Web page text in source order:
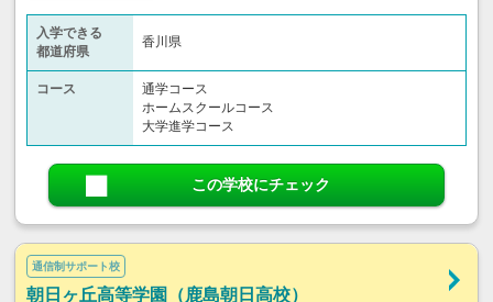
入学できる
都道府県
香川県
コース
通学コース
ホームスクールコース
大学進学コース
この学校にチェック
通信制サポート校
朝日ヶ丘高等学園（鹿島朝日高校）